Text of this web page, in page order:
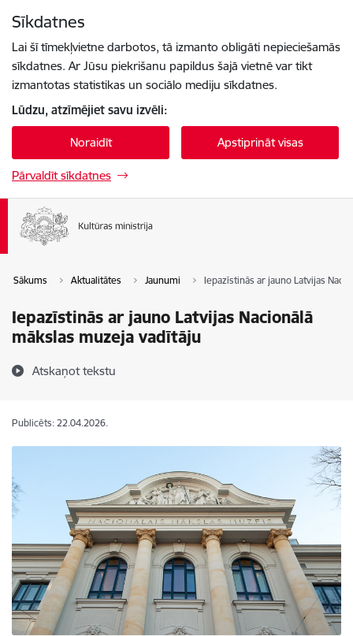
Sīkdatnes
Lai šī tīmekļvietne darbotos, tā izmanto obligāti nepieciešamās
sīkdatnes. Ar Jūsu piekrišanu papildus šajā vietnē var tikt
izmantotas statistikas un sociālo mediju sīkdatnes.
Lūdzu, atzīmējiet savu izvēli:
Noraidīt Apstiprināt visas
Pārvaldīt sīkdatnes
Sākums Aktualitātes Jaunumi Iepazīstinās ar jauno Latvijas
Iepazīstinās ar jauno Latvijas Nacionālā
mākslas muzeja vadītāju
Atskaņot tekstu
Publicēts: 22.04.2026.